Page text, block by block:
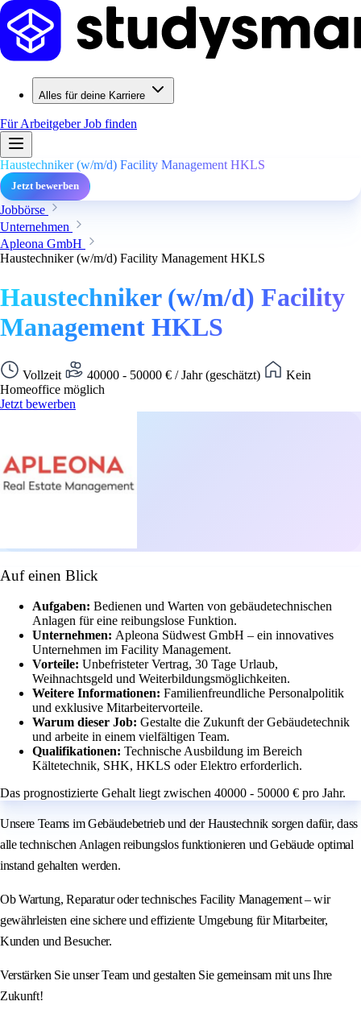
Alles für deine Karriere
Für ArbeitgeberJob finden
Haustechniker (w/m/d) Facility Management HKLS
Jetzt bewerben
Jobbörse
Unternehmen
Apleona GmbH
Haustechniker (w/m/d) Facility Management HKLS
Haustechniker (w/m/d) Facility
Management HKLS
Vollzeit 40000 - 50000 € / Jahr (geschätzt)
Kein
Homeoffice möglich
Jetzt bewerben
Auf einen Blick
Aufgaben: Bedienen und Warten von gebäudetechnischen
Anlagen für eine reibungslose Funktion.
Unternehmen: Apleona Südwest GmbH – ein innovatives
Unternehmen im Facility Management.
Vorteile: Unbefristeter Vertrag, 30 Tage Urlaub,
Weihnachtsgeld und Weiterbildungsmöglichkeiten.
Weitere Informationen: Familienfreundliche Personalpolitik
und exklusive Mitarbeitervorteile.
Warum dieser Job: Gestalte die Zukunft der Gebäudetechnik
und arbeite in einem vielfältigen Team.
Qualifikationen: Technische Ausbildung im Bereich
Kältetechnik, SHK, HKLS oder Elektro erforderlich.
Das prognostizierte Gehalt liegt zwischen 40000 - 50000 € pro Jahr.
Unsere Teams im Gebäudebetrieb und der Haustechnik sorgen dafür, dass
alle technischen Anlagen reibungslos funktionieren und Gebäude optimal
instand gehalten werden.
Ob Wartung, Reparatur oder technisches Facility Management – wir
gewährleisten eine sichere und effiziente Umgebung für Mitarbeiter,
Kunden und Besucher.
Verstärken Sie unser Team und gestalten Sie gemeinsam mit uns Ihre
Zukunft!